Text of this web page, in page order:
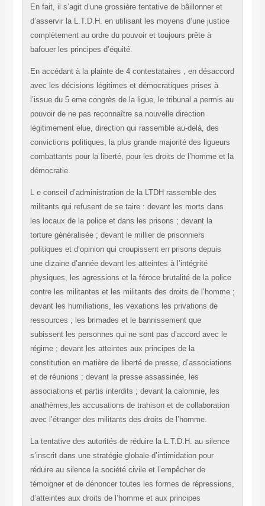
En fait, il s’agit d’une grossière tentative de bâillonner et
d’asservir la L.T.D.H. en utilisant les moyens d’une justice
complètement au ordre du pouvoir et toujours prête à
bafouer les principes d’équité.
En accédant à la plainte de 4 contestataires , en désaccord
avec les décisions légitimes et démocratiques prises à
l’issue du 5 eme congrès de la ligue, le tribunal a permis au
pouvoir de ne pas reconnaître sa nouvelle direction
légitimement elue, direction qui rassemble au-delà, des
convictions politiques, la plus grande majorité des ligueurs
combattants pour la liberté, pour les droits de l’homme et la
démocratie.
L e conseil d’administration de la LTDH rassemble des
militants qui refusent de se taire : devant les morts dans
les locaux de la police et dans les prisons ; devant la
torture généralisée ; devant le millier de prisonniers
politiques et d’opinion qui croupissent en prisons depuis
une dizaine d’année devant les atteintes à l’intégrité
physiques, les agressions et la féroce brutalité de la police
contre les militantes et les militants des droits de l’homme ;
devant les humiliations, les vexations les privations de
ressources ; les brimades et le bannissement que
subissent les personnes qui ne sont pas d’accord avec le
régime ; devant les atteintes aux principes de la
constitution en matière de liberté de presse, d’associations
et de réunions ; devant la presse assassinée, les
associations et partis interdits ; devant la calomnie, les
anathèmes,les accusations de trahison et de collaboration
avec l’étranger des militants des droits de l’homme.
La tentative des autorités de réduire la L.T.D.H. au silence
s’inscrit dans une stratégie globale d’intimidation pour
réduire au silence la société civile et l’empêcher de
témoigner et de dénoncer toutes les formes de répressions,
d’atteintes aux droits de l’homme et aux principes